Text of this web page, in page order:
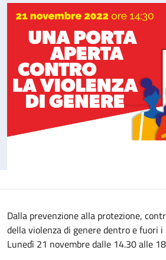
Dalla prevenzione alla protezione,
della violenza di genere dentro e fuori
Lunedì 21 novembre dalle 14.30 alle